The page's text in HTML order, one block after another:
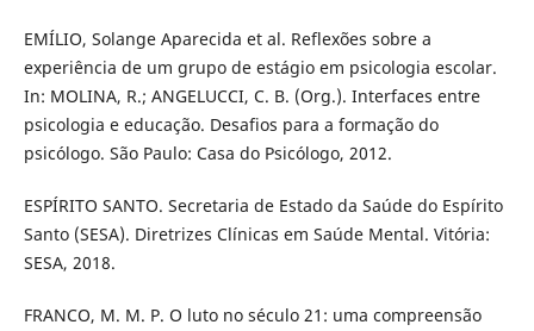
EMÍLIO, Solange Aparecida et al. Reflexões sobre a
experiência de um grupo de estágio em psicologia escolar.
In: MOLINA, R.; ANGELUCCI, C. B. (Org.). Interfaces entre
psicologia e educação. Desafios para a formação do
psicólogo. São Paulo: Casa do Psicólogo, 2012.
ESPÍRITO SANTO. Secretaria de Estado da Saúde do Espírito
Santo (SESA). Diretrizes Clínicas em Saúde Mental. Vitória:
SESA, 2018.
FRANCO, M. M. P. O luto no século 21: uma compreensão